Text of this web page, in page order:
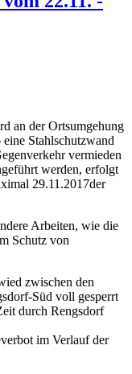
an der Ortsumgehung
Stahlschutzwand
vermieden
werden, erfolgt
29.11.2017der
Arbeiten, wie die
Schutz von
zwischen den
Süd voll gesperrt
durch Rengsdorf
im Verlauf der